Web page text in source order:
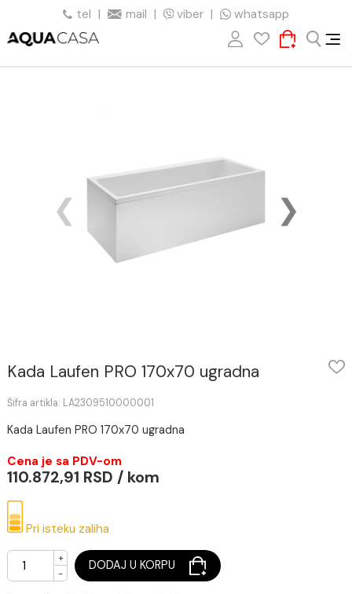
tel | mail | viber | whatsapp
Kada Laufen PRO 170x70 ugradna
Kada Laufen PRO 170x70 ugradna
Cena je sa PDV-om
110.872,91 RSD / kom
Pri isteku zaliha